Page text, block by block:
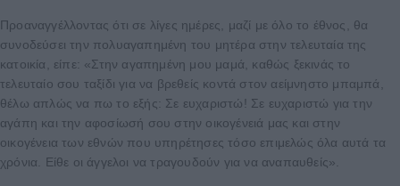
Προαναγγέλλοντας ότι σε λίγες ημέρες, μαζί με όλο το έθνος, θα
συνοδεύσει την πολυαγαπημένη του μητέρα στην τελευταία της
κατοικία, είπε: «Στην αγαπημένη μου μαμά, καθώς ξεκινάς το
τελευταίο σου ταξίδι για να βρεθείς κοντά στον αείμνηστο μπαμπά,
θέλω απλώς να πω το εξής: Σε ευχαριστώ! Σε ευχαριστώ για την
αγάπη και την αφοσίωσή σου στην οικογένειά μας και στην
οικογένεια των εθνών που υπηρέτησες τόσο επιμελώς όλα αυτά τα
χρόνια. Είθε οι άγγελοι να τραγουδούν για να αναπαυθείς».